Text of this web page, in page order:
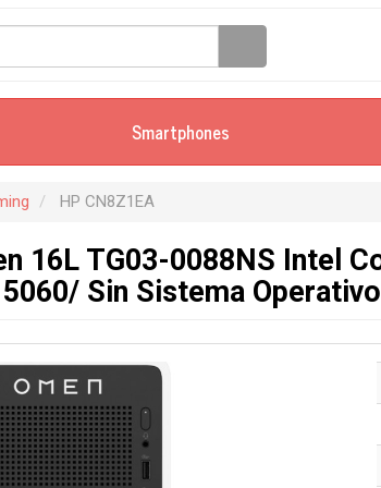
Smartphones
HP CN8Z1EA
16L TG03-0088NS Intel
Sin Sistema Operativo